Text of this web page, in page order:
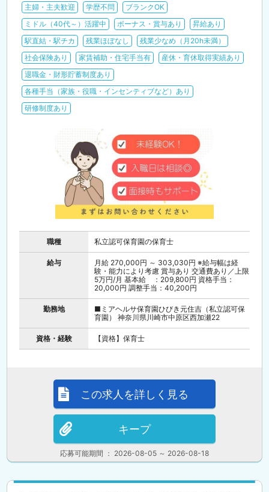
主婦・主夫歓迎 学歴不問
ブランクOK
ミドル（40代～）活躍中
ボーナス・賞与あり
昇給あり
駅直結・駅チカ
残業ほぼなし
残業少なめ（月20h未満）
社会保険あり
家賃補助・住宅手当有
産休・育休取得実績あり
退職金・財形貯蓄制度あり
各種手当（家族・役職・インセンティブなど）あり
研修制度あり
職種 私立認可保育園の保育士
給与
月給 270,000円 ～ 303,030円 ※給与幅は経
験・能力により考慮 賞与あり 交通費あり／上限
5万円/月 基本給 ：209,800円 資格手当：
20,000円 調整手当：40,200円
勤務地
■ミアヘルサ保育園ひびき元住吉（私立認可保
育園） 神奈川県川崎市中原区西加瀬22
資格・経験 【資格】保育士
応募可能期間 ： 2026-08-05 ～ 2026-08-18
この求人を詳しく見る
キープ